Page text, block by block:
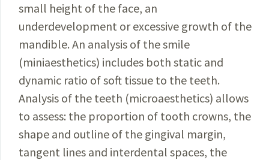
small height of the face, an
underdevelopment or excessive growth of the
mandible. An analysis of the smile
(miniaesthetics) includes both static and
dynamic ratio of soft tissue to the teeth.
Analysis of the teeth (microaesthetics) allows
to assess: the proportion of tooth crowns, the
shape and outline of the gingival margin,
tangent lines and interdental spaces, the